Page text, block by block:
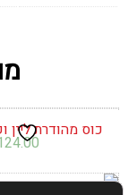
כוס מהודרת ליין